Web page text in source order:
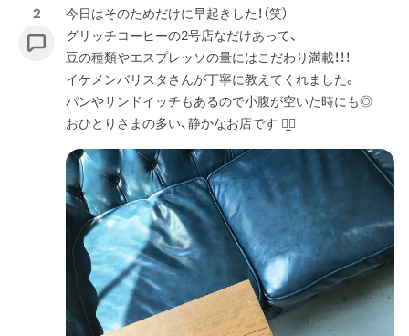
2
今日はそのためだけに早起きした！（笑）
グリッチコーヒーの2号店なだけあって、
豆の種類やエスプレッソの量にはこだわり満載！！！
イケメンバリスタさんが丁寧に教えてくれました。
パンやサンドイッチもあるので小腹が空いた時にも◎
おひとりさまの多い、静かなお店です ⠒̫⃝